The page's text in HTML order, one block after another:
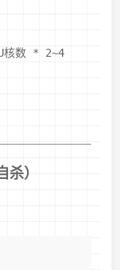
核数 * 2~4
）